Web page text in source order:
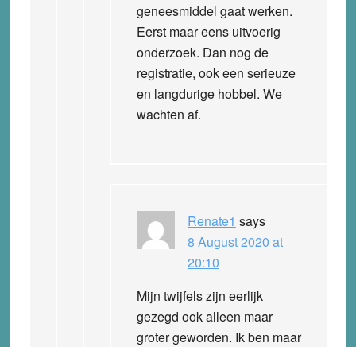
geneesmiddel gaat werken.
Eerst maar eens uitvoerig
onderzoek. Dan nog de
registratie, ook een serieuze
en langdurige hobbel. We
wachten af.
Renate1 says
8 August 2020 at
20:10
Mijn twijfels zijn eerlijk
gezegd ook alleen maar
groter geworden. Ik ben maar